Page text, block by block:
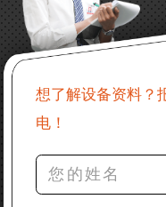
22分钟前 郑女士：
31分钟前 吴先生：成
产品资料
36分钟前 罗先生：
42分钟前 梁先生：
想了解设备资料？
电！